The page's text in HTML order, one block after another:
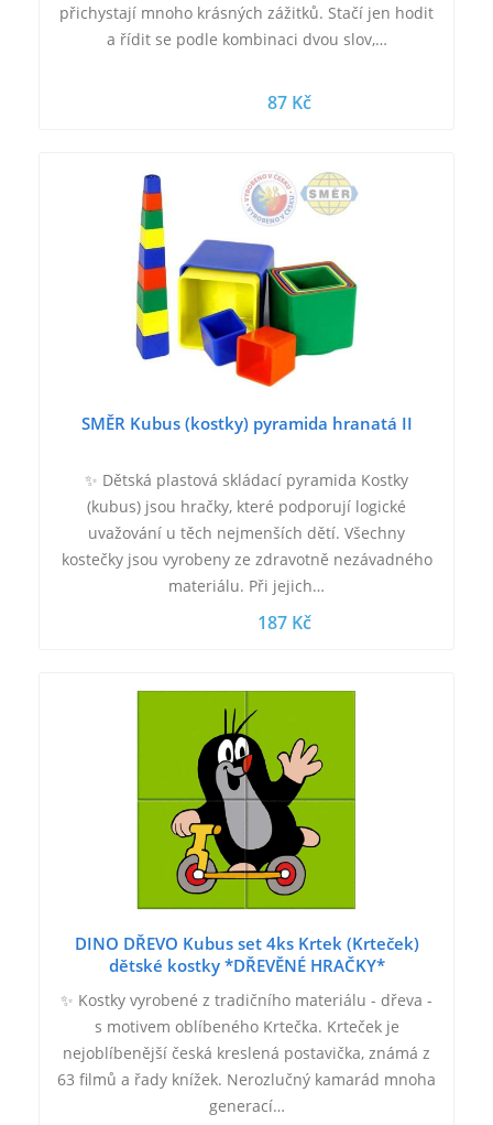
přichystají mnoho krásných zážitků. Stačí jen hodit
a řídit se podle kombinaci dvou slov,…
87 Kč
SMĚR Kubus (kostky) pyramida hranatá II
✨ Dětská plastová skládací pyramida Kostky
(kubus) jsou hračky, které podporují logické
uvažování u těch nejmenších dětí. Všechny
kostečky jsou vyrobeny ze zdravotně nezávadného
materiálu. Při jejich…
187 Kč
DINO DŘEVO Kubus set 4ks Krtek (Krteček)
dětské kostky *DŘEVĚNÉ HRAČKY*
✨ Kostky vyrobené z tradičního materiálu - dřeva -
s motivem oblíbeného Krtečka. Krteček je
nejoblíbenější česká kreslená postavička, známá z
63 filmů a řady knížek. Nerozlučný kamarád mnoha
generací…